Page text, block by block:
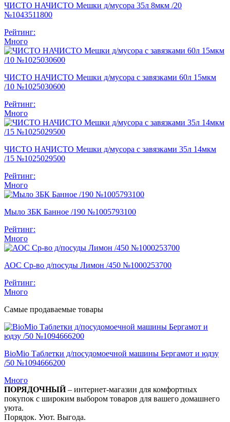
ЧИСТО НАЧИСТО Мешки д/мусора 35л 8мкм /20
№1043511800
Рейтинг:
Много
ЧИСТО НАЧИСТО Мешки д/мусора с завязками 60л 15мкм
/10 №1025030600
Рейтинг:
Много
ЧИСТО НАЧИСТО Мешки д/мусора с завязками 35л 14мкм
/15 №1025029500
Рейтинг:
Много
Мыло ЗБК Банное /190 №1005793100
Рейтинг:
Много
АОС Ср-во д/посуды Лимон /450 №1000253700
Рейтинг:
Много
Самые продаваемые товары
BioMio Таблетки д/посудомоечной машины Бергамот и юдзу
/50 №1094666200
Много
ПОРЯДОЧНЫЙ– интернет-магазин для комфортных
покупок с широким выбором товаров для вашего домашнего
уюта.
Порядок. Уют. Выгода.